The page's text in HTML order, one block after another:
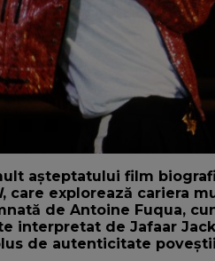
așteptatului film
, care explorează cariera
de Antoine Fuqua,
interpretat de Jafaar
de autenticitate